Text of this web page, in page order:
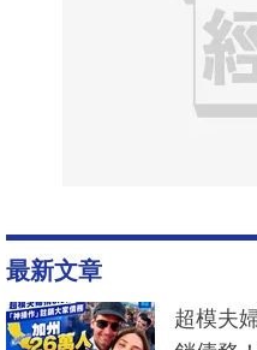
最新文章
超模夫